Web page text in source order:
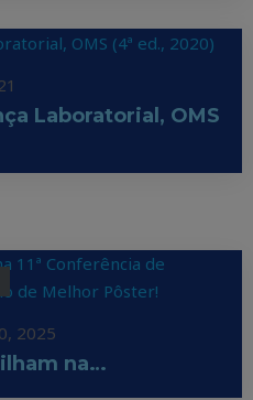
Laboratorial, OMS
2025
na…